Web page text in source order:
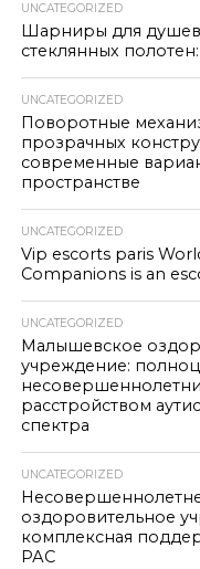
UNCATEGORIZED
Шарниры для
стеклянных
UNCATEGORIZED
Поворотные
прозрачных
современные
пространстве
UNCATEGORIZED
Vip escorts paris
Companions is an
UNCATEGORIZED
Малышевское
учреждение:
расстройством
спектра
UNCATEGORIZED
оздоровительное
комплексная
РАС